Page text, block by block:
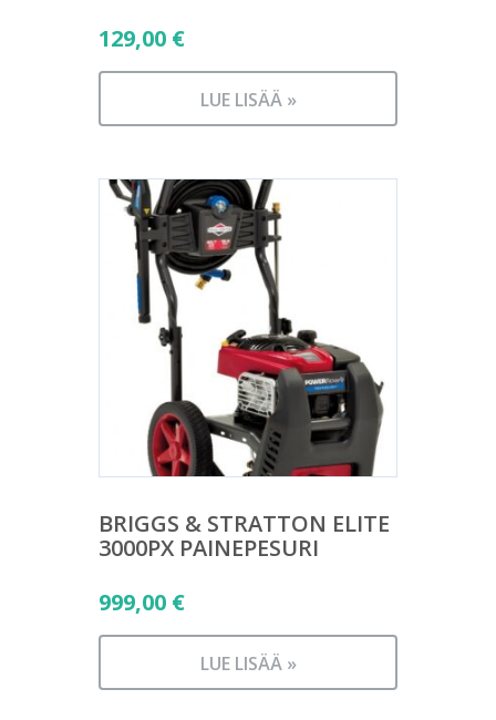
129,00 €
LUE LISÄÄ »
BRIGGS & STRATTON ELITE
3000PX PAINEPESURI
999,00 €
LUE LISÄÄ »